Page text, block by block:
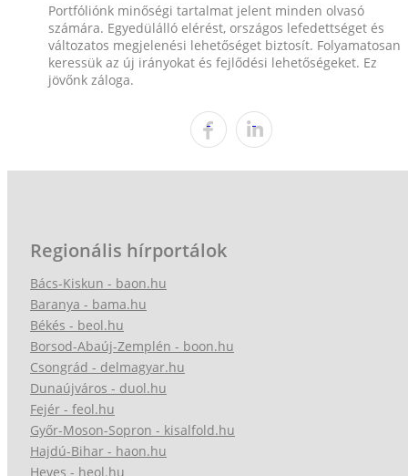
Portfóliónk minőségi tartalmat jelent minden olvasó
számára. Egyedülálló elérést, országos lefedettséget és
változatos megjelenési lehetőséget biztosít. Folyamatosan
keressük az új irányokat és fejlődési lehetőségeket. Ez
jövőnk záloga.
Regionális hírportálok
Bács-Kiskun - baon.hu
Baranya - bama.hu
Békés - beol.hu
Borsod-Abaúj-Zemplén - boon.hu
Csongrád - delmagyar.hu
Dunaújváros - duol.hu
Fejér - feol.hu
Győr-Moson-Sopron - kisalfold.hu
Hajdú-Bihar - haon.hu
Heves - heol.hu